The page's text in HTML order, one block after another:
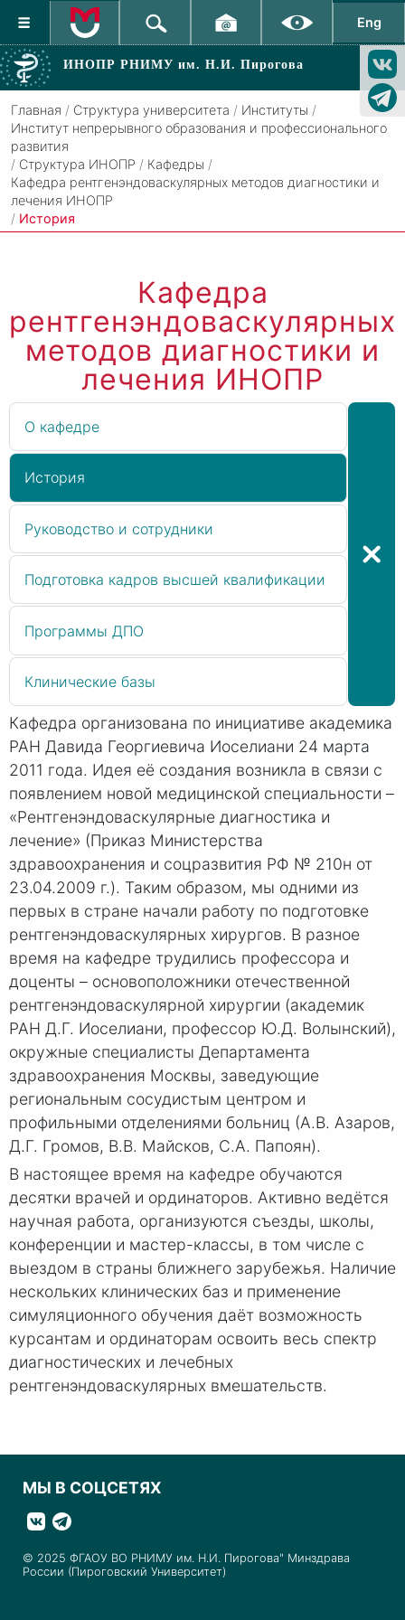
Eng
ИНОПР РНИМУ им. Н.И. Пирогова
Главная / Структура университета / Институты /
Институт непрерывного образования и профессионального
развития
/ Структура ИНОПР / Кафедры /
Кафедра рентгенэндоваскулярных методов диагностики и
лечения ИНОПР
/ История
Кафедра
рентгенэндоваскулярных
методов диагностики и
лечения ИНОПР
О кафедре
История
Руководство и сотрудники
Подготовка кадров высшей квалификации
Программы ДПО
Клинические базы
Кафедра организована по инициативе академика
РАН Давида Георгиевича Иоселиани 24 марта
2011 года. Идея её создания возникла в связи с
появлением новой медицинской специальности –
«Рентгенэндоваскулярные диагностика и
лечение» (Приказ Министерства
здравоохранения и соцразвития РФ № 210н от
23.04.2009 г.). Таким образом, мы одними из
первых в стране начали работу по подготовке
рентгенэндоваскулярных хирургов. В разное
время на кафедре трудились профессора и
доценты – основоположники отечественной
рентгенэндоваскулярной хирургии (академик
РАН Д.Г. Иоселиани, профессор Ю.Д. Волынский),
окружные специалисты Департамента
здравоохранения Москвы, заведующие
региональным сосудистым центром и
профильными отделениями больниц (А.В. Азаров,
Д.Г. Громов, В.В. Майсков, С.А. Папоян).
В настоящее время на кафедре обучаются
десятки врачей и ординаторов. Активно ведётся
научная работа, организуются съезды, школы,
конференции и мастер-классы, в том числе с
выездом в страны ближнего зарубежья. Наличие
нескольких клинических баз и применение
симуляционного обучения даёт возможность
курсантам и ординаторам освоить весь спектр
диагностических и лечебных
рентгенэндоваскулярных вмешательств.
МЫ В СОЦСЕТЯХ
© 2025 ФГАОУ ВО РНИМУ им. Н.И. Пирогова" Минздрава
России (Пироговский Университет)